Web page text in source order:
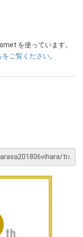
を使っています。
をご覧ください。